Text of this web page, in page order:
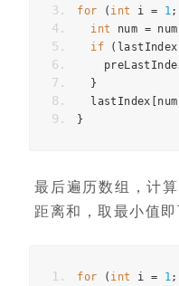
for
( int i = 1;
int
num =
if
( lastIndex
}
lastIndex
num
}
最后遍历数组，计
距离和，取最小值即
for ( int i = 1;